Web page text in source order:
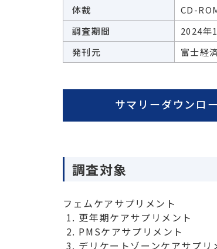
体裁
CD-
調査期間
2024年
発刊元
富士経
サマリーダウンロ
調査対象
フェムケアサプリメント